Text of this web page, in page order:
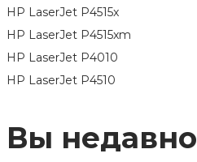
HP LaserJet P4515x
HP LaserJet P4515xm
HP LaserJet P4010
HP LaserJet P4510
Вы недавно